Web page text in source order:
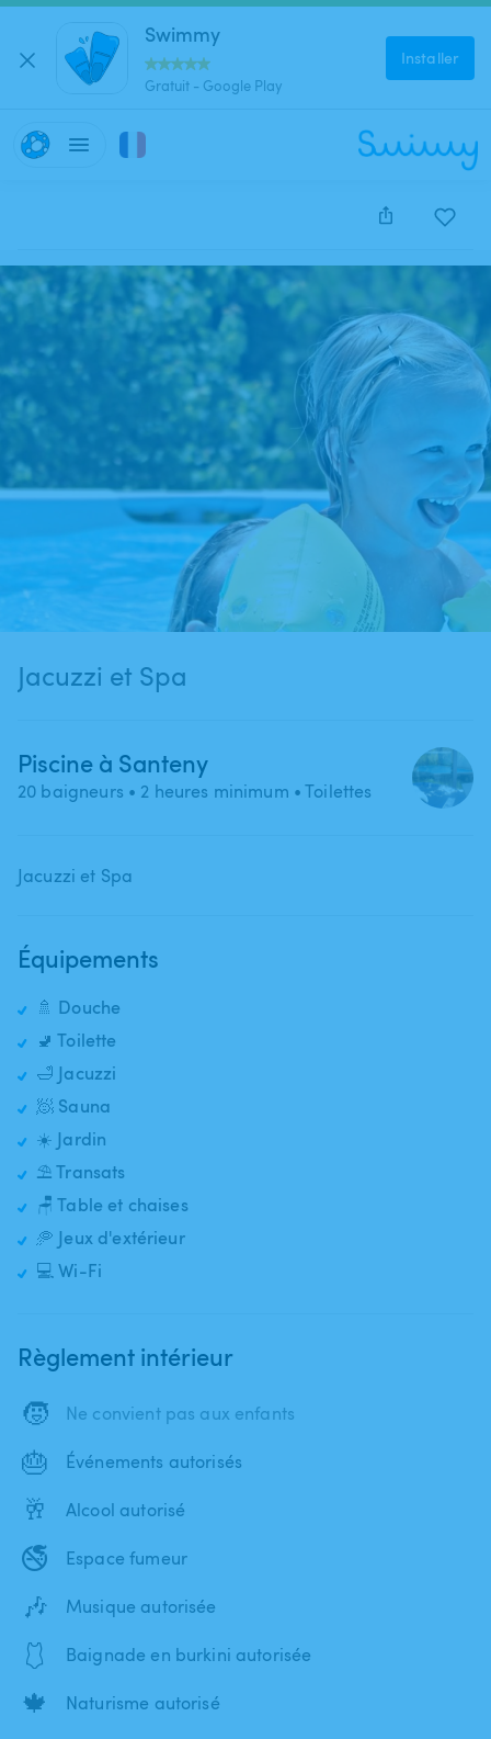
Swimmy
Gratuit - Google Play
Installer
Cette annonce est close et ne peut être réservée.
Jacuzzi et Spa
Piscine à Santeny
20 baigneurs • 2 heures minimum • Toilettes
Jacuzzi et Spa
Équipements
🚿 Douche
🚽 Toilette
🛁 Jacuzzi
🧖 Sauna
☀️ Jardin
⛱️ Transats
🪑 Table et chaises
🥏 Jeux d'extérieur
💻 Wi-Fi
Règlement intérieur
🧒 Ne convient pas aux enfants
🎂 Événements autorisés
🥂 Alcool autorisé
🚭 Espace fumeur
🎶 Musique autorisée
🩱 Baignade en burkini autorisée
🍁 Naturisme autorisé